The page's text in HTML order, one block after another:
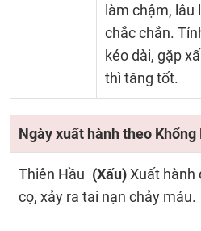
làm chậm,
chắc chắn.
kéo dài, gặp
thì tăng tốt.
Ngày xuất hành theo Khổng
Thiên Hầu (Xấu)Xuất hành
cọ, xảy ra tai nạn chảy máu.